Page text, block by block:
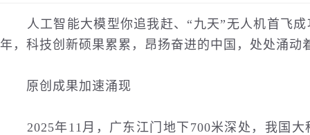
人工智能大模型你追我赶、“九天”无人机首飞
年， 科技创新硕果累累，昂扬奋进的中国，处处涌动
原创成果加速涌现
2025年11月，广东江门地下700米深处，我国